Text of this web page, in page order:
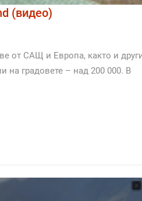
(видео)
от САЩ и Европа, както и
на градовете – над 200 000. В